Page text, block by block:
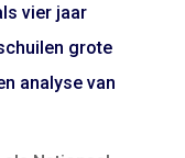
vier jaar
grote
analyse van